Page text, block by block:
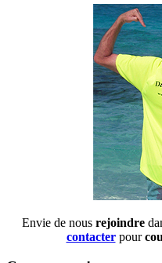
Envie de nous rejoindre
contacterpour